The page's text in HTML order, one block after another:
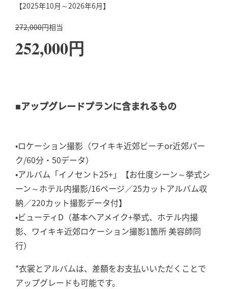
【2025年10月～2026年6月】
272,000円相当
252,000円
■アップグレードプランに含まれるもの
•ロケーション撮影（ワイキキ近郊ビーチor近郊パー
ク/60分・50データ）
•アルバム「イノセント25+」【お仕度シーン～挙式シ
ーン～ホテル内撮影/16ページ／25カットアルバム収
納／220カット撮影データ付】
•ビューティD（基本ヘアメイク+挙式、ホテル内撮
影、ワイキキ近郊ロケーション撮影1箇所 美容師同
行）
*衣裳とアルバムは、差額をお支払いいただくことで
アップグレードも可能です。